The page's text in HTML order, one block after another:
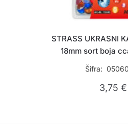
STRASS UKRASNI
18mm sort boja
Šifra:
3,75 €